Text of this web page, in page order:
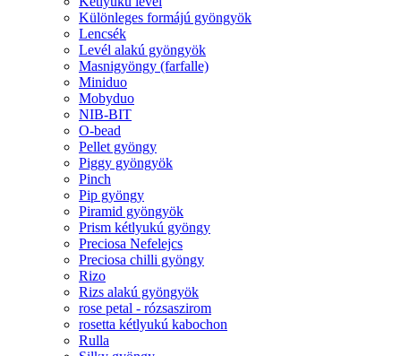
Különleges formájú gyöngyök
Lencsék
Levél alakú gyöngyök
Masnigyöngy (farfalle)
Miniduo
Mobyduo
NIB-BIT
O-bead
Pellet gyöngy
Piggy gyöngyök
Pinch
Pip gyöngy
Piramid gyöngyök
Prism kétlyukú gyöngy
Preciosa Nefelejcs
Preciosa chilli gyöngy
Rizo
Rizs alakú gyöngyök
rose petal - rózsaszirom
rosetta kétlyukú kabochon
Rulla